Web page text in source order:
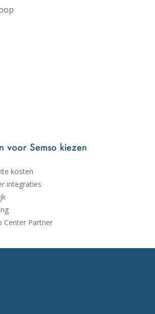
voor Semso kiezen
kosten
integraties
Center Partner